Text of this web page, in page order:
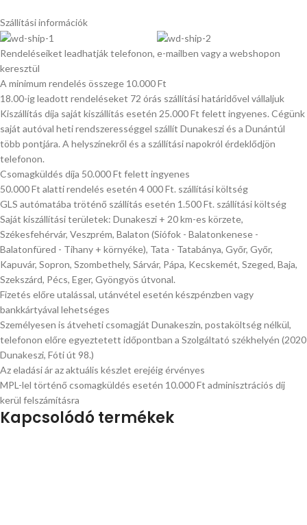
Szállítási információk
Rendeléseiket leadhatják telefonon, e-mailben vagy a webshopon
keresztül
A minimum rendelés összege 10.000 Ft
18.00-ig leadott rendeléseket 72 órás szállítási határidővel vállaljuk
Kiszállítás díja saját kiszállítás esetén 25.000 Ft felett ingyenes. Cégünk
saját autóval heti rendszerességgel szállít Dunakeszi és a Dunántúl
több pontjára. A helyszínekről és a szállítási napokról érdeklődjön
telefonon.
Csomagküldés díja 50.000 Ft felett ingyenes
50.000 Ft alatti rendelés esetén 4 000 Ft. szállítási költség
GLS autómatába tröténő szállítás esetén 1.500 Ft. szállítási költség
Saját kiszállítási területek: Dunakeszi + 20 km-es körzete,
Székesfehérvár, Veszprém, Balaton (Siófok - Balatonkenese -
Balatonfüred - Tihany + környéke), Tata - Tatabánya, Győr, Győr,
Kapuvár, Sopron, Szombethely, Sárvár, Pápa, Kecskemét, Szeged, Baja,
Szekszárd, Pécs, Eger, Gyöngyös útvonal.
Fizetés előre utalással, utánvétel esetén készpénzben vagy
bankkártyával lehetséges
Személyesen is átveheti csomagját Dunakeszin, postaköltség nélkül,
telefonon előre egyeztetett időpontban a Szolgáltató székhelyén (2020
Dunakeszi, Fóti út 98.)
Az eladási ár az aktuális készlet erejéig érvényes
MPL-lel történő csomagküldés esetén 10.000 Ft adminisztrációs díj
kerül felszámításra
Kapcsolódó termékek